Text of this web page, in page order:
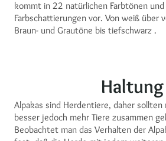
kommt in 22 natürlichen Farbtönen
Farbschattierungen vor. Von weiß über
Braun- und Grautöne bis tiefschwarz .
Haltung
Alpakas sind Herdentiere, daher
besser jedoch mehr Tiere zusammen
Beobachtet man das Verhalten der